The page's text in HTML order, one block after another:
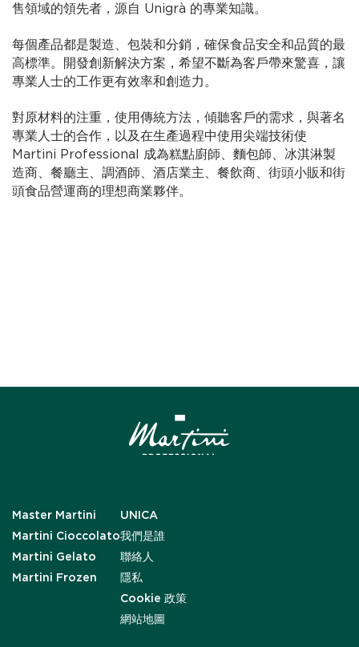
售領域的領先者，源自 Unigrà 的專業知識。
每個產品都是製造、包裝和分銷，確保食品安全和品質的最
高標準。開發創新解決方案，希望不斷為客戶帶來驚喜，讓
專業人士的工作更有效率和創造力。
對原材料的注重，使用傳統方法，傾聽客戶的需求，與著名
專業人士的合作，以及在生產過程中使用尖端技術使
Martini Professional 成為糕點廚師、麵包師、冰淇淋製
造商、餐廳主、調酒師、酒店業主、餐飲商、街頭小販和街
頭食品營運商的理想商業夥伴。
Master Martini
Martini Cioccolato
Martini Gelato
Martini Frozen
UNICA
我們是誰
聯絡人
隱私
Cookie 政策
網站地圖